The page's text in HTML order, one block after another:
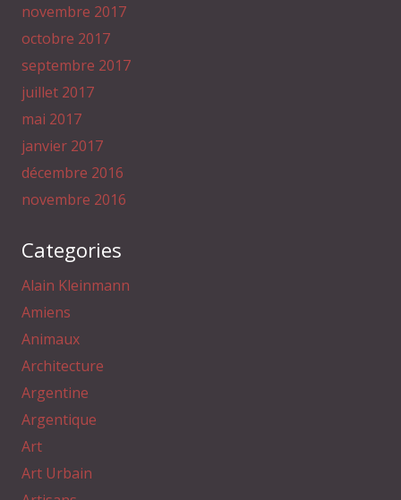
novembre 2017
octobre 2017
septembre 2017
juillet 2017
mai 2017
janvier 2017
décembre 2016
novembre 2016
Categories
Alain Kleinmann
Amiens
Animaux
Architecture
Argentine
Argentique
Art
Art Urbain